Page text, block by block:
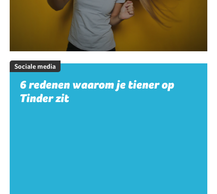
Sociale media
6 redenen waarom je tiener op
Tinder zit